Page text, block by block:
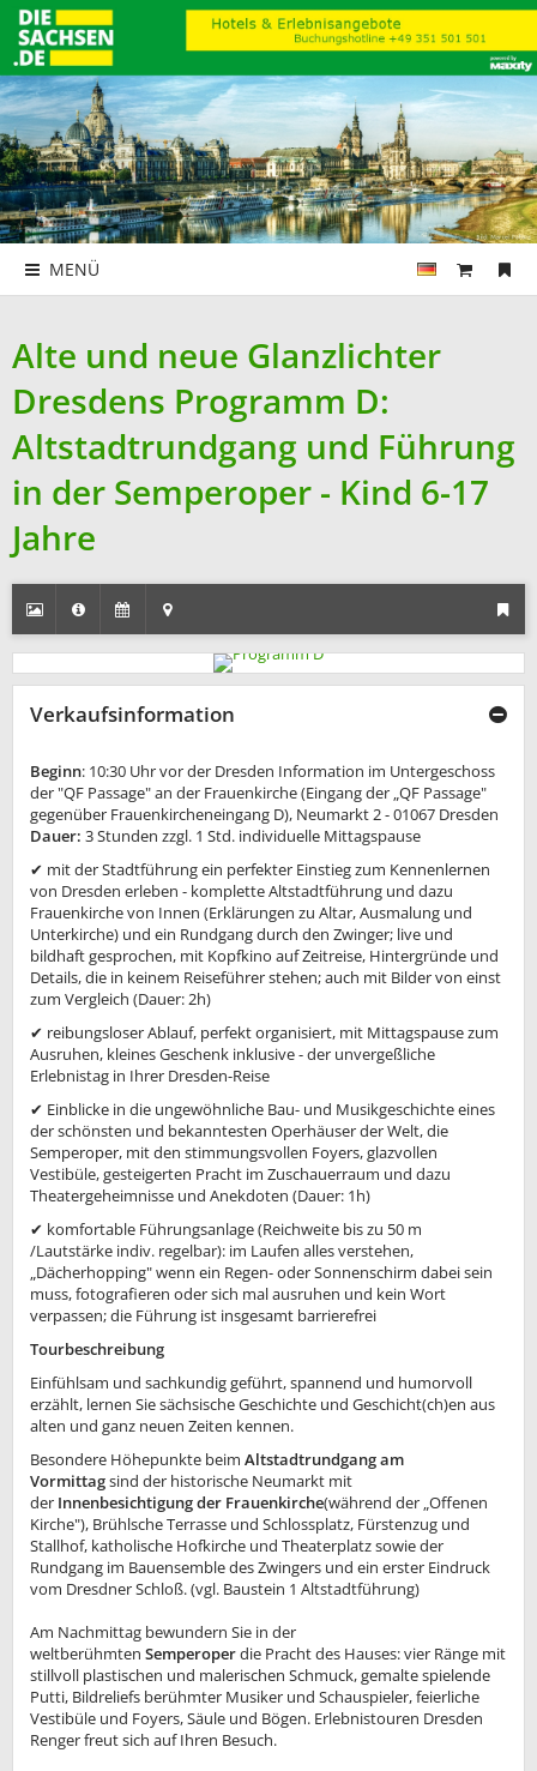
MENÜ
Alte und neue Glanzlichter
Dresdens Programm D:
Altstadtrundgang und Führung
in der Semperoper - Kind 6-17
Jahre
Verkaufsinformation
Beginn: 10:30 Uhr vor der Dresden Information im Untergeschoss
der "QF Passage" an der Frauenkirche (Eingang der „QF Passage"
gegenüber Frauenkircheneingang D), Neumarkt 2 - 01067 Dresden
Dauer: 3 Stunden zzgl. 1 Std. individuelle Mittagspause
✔ mit der Stadtführungein perfekter Einstieg zum Kennenlernen
von Dresden erleben - komplette Altstadtführung und dazu
Frauenkirche von Innen (Erklärungen zu Altar, Ausmalung und
Unterkirche) und ein Rundgang durch den Zwinger; live und
bildhaft gesprochen, mit Kopfkino auf Zeitreise, Hintergründe und
Details, die in keinem Reiseführer stehen; auch mit Bilder von einst
zum Vergleich (Dauer: 2h)
✔ reibungsloser Ablauf, perfekt organisiert, mit Mittagspause zum
Ausruhen, kleines Geschenk inklusive - der unvergeßliche
Erlebnistag in Ihrer Dresden-Reise
✔ Einblicke in die ungewöhnliche Bau- und Musikgeschichte eines
der schönsten und bekanntesten Operhäuser der Welt, die
Semperoper, mit den stimmungsvollen Foyers, glazvollen
Vestibüle, gesteigerten Pracht im Zuschauerraum und dazu
Theatergeheimnisse und Anekdoten (Dauer: 1h)
✔ komfortable Führungsanlage (Reichweite bis zu 50 m
/Lautstärke indiv. regelbar): im Laufen alles verstehen,
„Dächerhopping" wenn ein Regen- oder Sonnenschirm dabei sein
muss, fotografieren oder sich mal ausruhen und kein Wort
verpassen; die Führung ist insgesamt barrierefrei
Tourbeschreibung
Einfühlsam und sachkundig geführt, spannend und humorvoll
erzählt, lernen Sie sächsische Geschichte und Geschicht(ch)en aus
alten und ganz neuen Zeiten kennen.
Besondere Höhepunkte beim Altstadtrundgang am
Vormittagsind der historische Neumarkt mit
der Innenbesichtigung der Frauenkirche(während der „Offenen
Kirche"), Brühlsche Terrasse und Schlossplatz, Fürstenzug und
Stallhof, katholische Hofkirche und Theaterplatz sowie der
Rundgang im Bauensemble des Zwingers und ein erster Eindruck
vom Dresdner Schloß. (vgl. Baustein 1 Altstadtführung)
Am Nachmittag bewundern Sie in der
weltberühmten Semperoperdie Pracht des Hauses: vier Ränge mit
stillvoll plastischen und malerischen Schmuck, gemalte spielende
Putti, Bildreliefs berühmter Musiker und Schauspieler, feierliche
Vestibüle und Foyers, Säule und Bögen. Erlebnistouren Dresden
Renger freut sich auf Ihren Besuch.